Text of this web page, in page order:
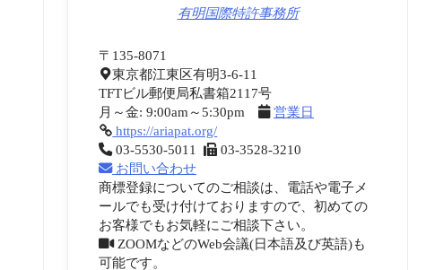
有明国際特許事務所
〒135-8071
東京都江東区有明3-6-11
TFTビル郵便局私書箱2117号
月～金: 9:00am～5:30pm
営業日
https://ariapat.org/
03-5530-5011
03-3528-3210
お問い合わせ
商標登録についてのご相談は、電話や電子メ
ールでも受け付けておりますので、初めての
お客様でもお気軽にご相談下さい。
ZOOMなどのWeb会議(日本語及び英語)も
可能です。